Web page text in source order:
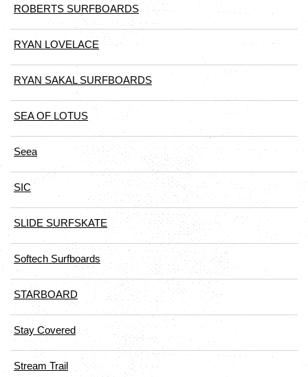
ROBERTS SURFBOARDS
RYAN LOVELACE
RYAN SAKAL SURFBOARDS
SEA OF LOTUS
Seea
SIC
SLIDE SURFSKATE
Softech Surfboards
STARBOARD
Stay Covered
Stream Trail